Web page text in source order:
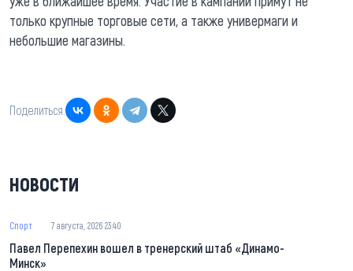
только крупные торговые сети, а также универмаги и
небольшие магазины.
Поделиться:
НОВОСТИ
Спорт 7 августа, 2026 23:40
Павел Перепехин вошел в тренерский штаб «Динамо-
Минск»